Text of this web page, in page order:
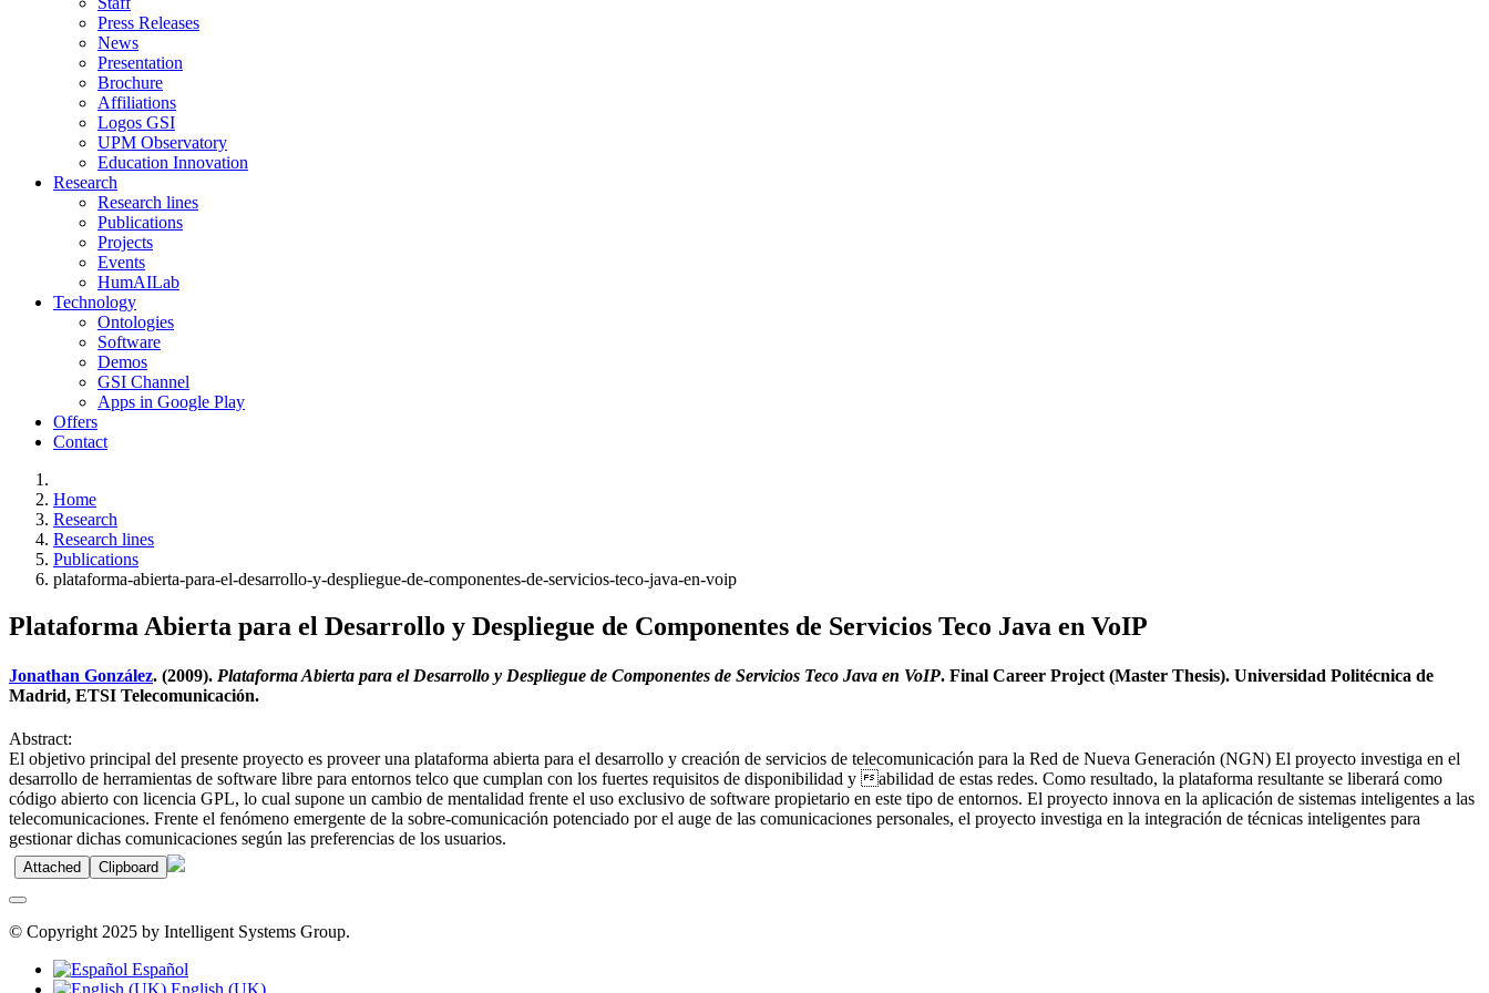
Press Releases
News
Presentation
Brochure
Affiliations
Logos GSI
UPM Observatory
Education Innovation
Research
Research lines
Publications
Projects
Events
HumAILab
Technology
Ontologies
Software
Demos
GSI Channel
Apps in Google Play
Offers
Contact
Home
Research
Research lines
Publications
plataforma-abierta-para-el-desarrollo-y-despliegue-de-componentes-de-servicios-teco-java-en-voip
Plataforma Abierta para el Desarrollo y Despliegue de Componentes de Servicios Teco Java en VoIP
Jonathan González. (2009). Plataforma Abierta para el Desarrollo y Despliegue de Componentes de Servicios Teco Java en VoIP. Final Career Project (Master Thesis). Universidad Politécnica de
Madrid, ETSI Telecomunicación.
Abstract:
El objetivo principal del presente proyecto es proveer una plataforma abierta para el desarrollo y creación de servicios de telecomunicación para la Red de Nueva Generación (NGN) El proyecto investiga en el
desarrollo de herramientas de software libre para entornos telco que cumplan con los fuertes requisitos de disponibilidad y abilidad de estas redes. Como resultado, la plataforma resultante se liberará como
código abierto con licencia GPL, lo cual supone un cambio de mentalidad frente el uso exclusivo de software propietario en este tipo de entornos. El proyecto innova en la aplicación de sistemas inteligentes a las
telecomunicaciones. Frente el fenómeno emergente de la sobre-comunicación potenciado por el auge de las comunicaciones personales, el proyecto investiga en la integración de técnicas inteligentes para
gestionar dichas comunicaciones según las preferencias de los usuarios.
Attached Clipboard
© Copyright 2025 by Intelligent Systems Group.
Español
English (UK)